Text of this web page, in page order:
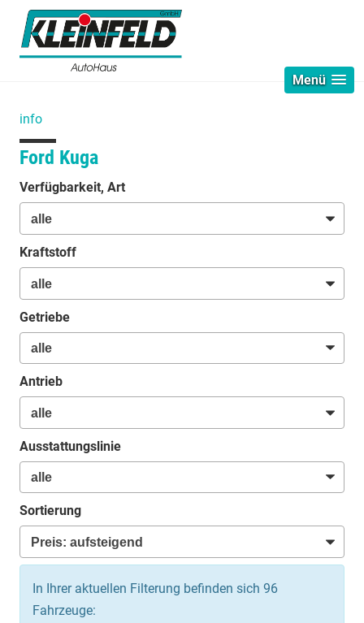
Menü
info
Ford Kuga
Verfügbarkeit, Art
Kraftstoff
Getriebe
Antrieb
Ausstattungslinie
Sortierung
In Ihrer aktuellen Filterung befinden sich 96
Fahrzeuge: